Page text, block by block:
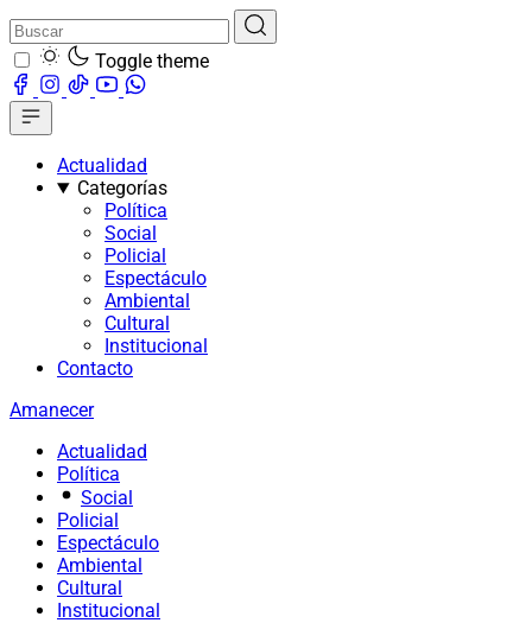
Toggle theme
Actualidad
Categorías
Política
Social
Policial
Espectáculo
Ambiental
Cultural
Institucional
Contacto
Amanecer
Actualidad
Política
Social
Policial
Espectáculo
Ambiental
Cultural
Institucional